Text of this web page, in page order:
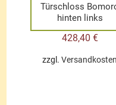
Türschloss
hinten links
428,40 €
zzgl.Versandkosten